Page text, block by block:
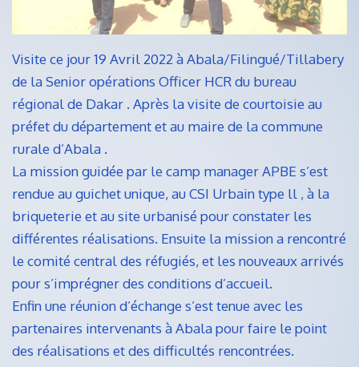
Visite ce jour 19 Avril 2022 à Abala/Filingué/Tillabery
de la Senior opérations Officer HCR du bureau
régional de Dakar . Après la visite de courtoisie au
préfet du département et au maire de la commune
rurale d’Abala .
La mission guidée par le camp manager APBE s’est
rendue au guichet unique, au CSI Urbain type ll , à la
briqueterie et au site urbanisé pour constater les
différentes réalisations. Ensuite la mission a rencontré
le comité central des réfugiés, et les nouveaux arrivés
pour s’imprégner des conditions d’accueil.
Enfin une réunion d’échange s’est tenue avec les
partenaires intervenants à Abala pour faire le point
des réalisations et des difficultés rencontrées.